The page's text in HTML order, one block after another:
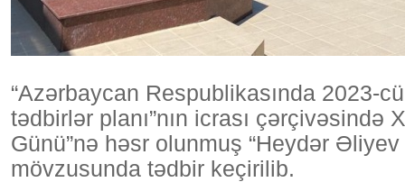
“Azərbaycan Respublikasında 2023-
tədbirlər planı”nın icrası çərçivəsində
Günü”nə həsr olunmuş “Heydər
mövzusunda tədbir keçirilib.